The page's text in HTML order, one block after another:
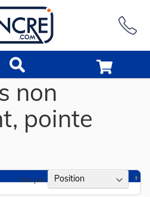
non
pointe
Trier par